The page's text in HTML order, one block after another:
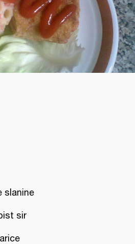
slanine
sir